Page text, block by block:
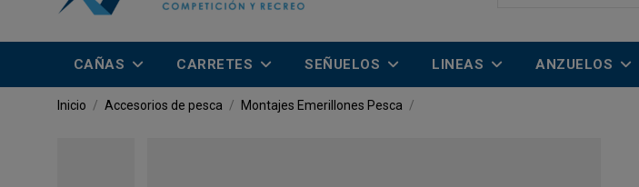
CAÑAS CARRETES SEÑUELOS LINEAS ANZUELOS
Inicio Accesorios de pesca Montajes Emerillones Pesca